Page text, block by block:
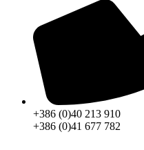
+386 (0)40 213 910
+386 (0)41 677 782